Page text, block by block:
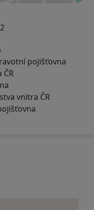
oční vyšetření s
kontaktních
jakož i
renomovaných
nabízíme návštěvu
recepty pro
našich
jsme schopni
brýlí, komplexní
nejnovějších
pojišťovna
vnitra ČR